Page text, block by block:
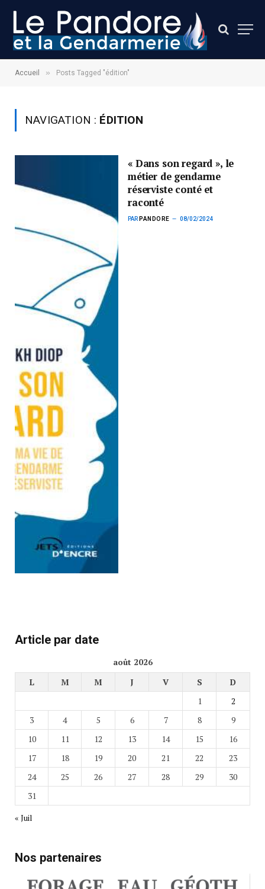
Accueil » Posts Tagged "édition"
NAVIGATION : ÉDITION
« Dans son regard », le
métier de gendarme
réserviste conté et
raconté
PAR PANDORE 08/02/2024
Article par date
août 2026
L
M M J V S
D
1
2
3
4 5 6 7 8
9
10
11 12 13 14 15
16
17
18 19 20 21 22
23
24
25 26 27 28 29
30
31
« Juil
Nos partenaires